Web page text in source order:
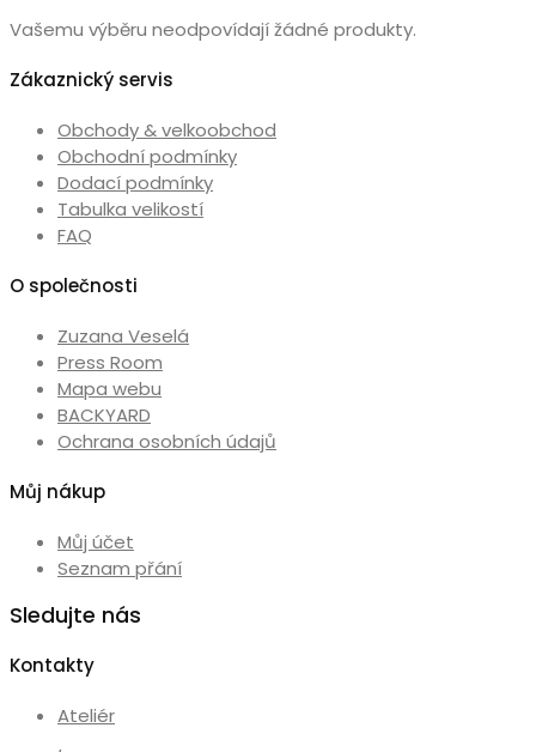
Vašemu výběru neodpovídají žádné produkty.
Zákaznický servis
Obchody & velkoobchod
Obchodní podmínky
Dodací podmínky
Tabulka velikostí
FAQ
O společnosti
Zuzana Veselá
Press Room
Mapa webu
BACKYARD
Ochrana osobních údajů
Můj nákup
Můj účet
Seznam přání
Sledujte nás
Kontakty
Ateliér